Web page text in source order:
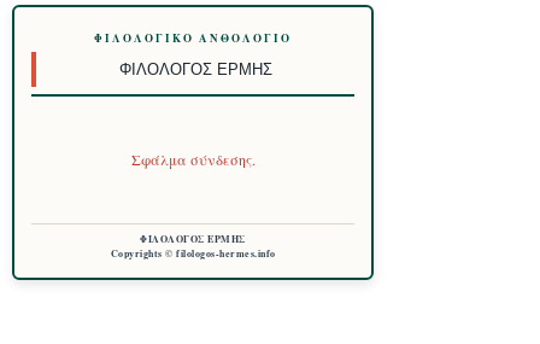
ΦΙΛΟΛΟΓΙΚΌ ΑΝΘΟΛΌΓΙΟ
ΦΙΛΌΛΟΓΟΣ ΕΡΜΉΣ
Σφάλμα σύνδεσης.
ΦΙΛΟΛΟΓΟΣ ΕΡΜΗΣ
Copyrights © filologos-hermes.info